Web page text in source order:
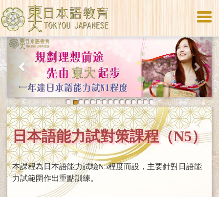
Previous Next
日本語能力試對策課程（N5）
本課程為日本語能力試驗N5程度而設，主要針對日語能
力試範圍作出重點訓練。